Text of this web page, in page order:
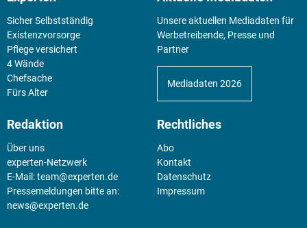
Sicher Selbstständig
Existenz­vorsorge
Pflege versichert
4 Wände
Chefsache
Fürs Alter
Unsere aktuellen Mediadaten für
Werbetreibende, Presse und
Partner
Mediadaten 2026
Redaktion
Über uns
experten-Netzwerk
E-Mail:team@experten.de
Pressemeldungen bitte an:
news@experten.de
Rechtliches
Abo
Kontakt
Datenschutz
Impressum